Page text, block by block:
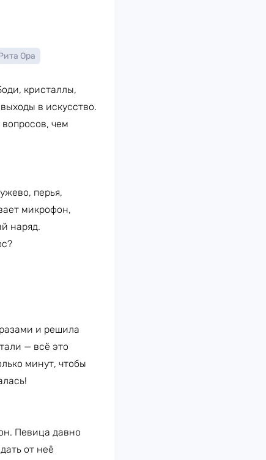
Ора
кристаллы,
в искусство.
чем
перья,
микрофон,
наряд.
и решила
— всё это
минут, чтобы
Певица давно
от неё